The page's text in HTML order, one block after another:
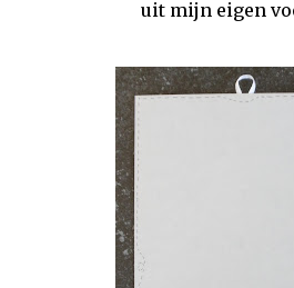
uit mijn eigen